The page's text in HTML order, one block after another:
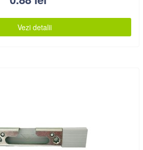
Vezi detalii